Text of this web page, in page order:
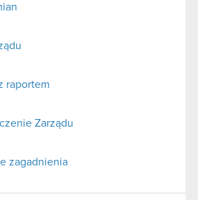
raportem
Zarządu
zagadnienia